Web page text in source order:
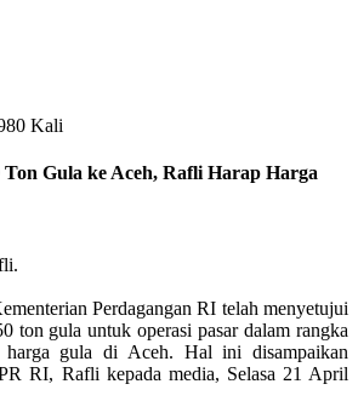
Kali
Gula ke Aceh, Rafli Harap Harga
Perdagangan RI telah menyetujui
ton gula untuk operasi pasar dalam rangka
harga gula di Aceh. Hal ini disampaikan
RI, Rafli kepada media, Selasa 21 April